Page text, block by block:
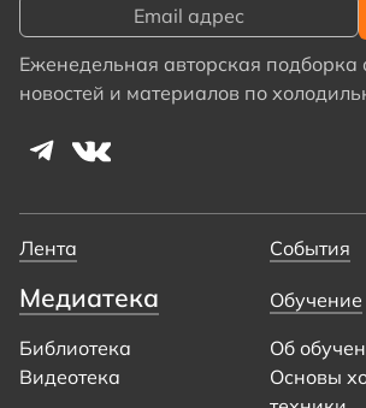
Еженедельная авторская подборка
новостей и материалов по
Лента События
Медиатека
Библиотека
Видеотека
Обучение
Об
Основы